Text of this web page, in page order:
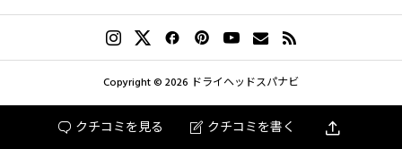
クチコミ内容 必須
Copyright © 2026 ドライヘッドスパナビ
 クチコミを見る  クチコミを書く 